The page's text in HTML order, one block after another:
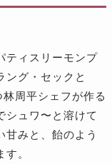
ティスリーモンプ
ング・セックと
周平シェフが作る
シュワ〜と溶けて
甘みと、飴のよう
。